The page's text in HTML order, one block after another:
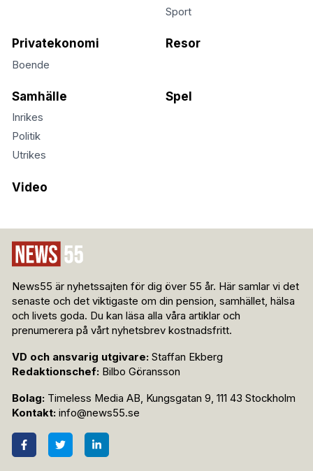
Sport
Privatekonomi
Boende
Resor
Samhälle
Inrikes
Politik
Utrikes
Spel
Video
News55 är nyhetssajten för dig över 55 år. Här samlar vi det
senaste och det viktigaste om din pension, samhället, hälsa
och livets goda. Du kan läsa alla våra artiklar och
prenumerera på vårt nyhetsbrev kostnadsfritt.
VD och ansvarig utgivare: Staffan Ekberg
Redaktionschef: Bilbo Göransson
Bolag: Timeless Media AB, Kungsgatan 9, 111 43 Stockholm
Kontakt: info@news55.se